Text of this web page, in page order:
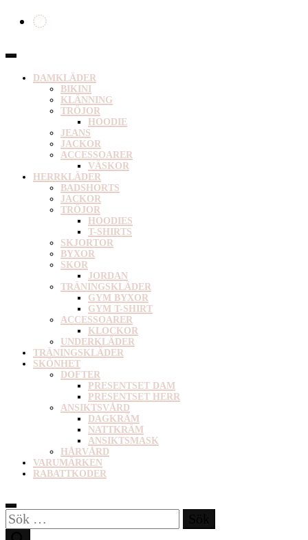
DAMKLÄDER
BIKINI
KLÄNNING
TRÖJOR
HOODIE
JEANS
JACKOR
ACCESSOARER
VÄSKOR
HERRKLÄDER
BADSHORTS
JACKOR
TRÖJOR
HOODIES
T-SHIRTS
SKJORTOR
BYXOR
SKOR
JORDAN
TRÄNINGSKLÄDER
GYM BYXOR
GYM T-SHIRT
ACCESSOARER
KLOCKOR
UNDERKLÄDER
TRÄNINGSKLÄDER
SKÖNHET
DOFTER
PRESENTSET DAM
PRESENTSET HERR
ANSIKTSVÅRD
DAGKRÄM
NATTKRÄM
ANSIKTSMASK
HÅRVÅRD
VARUMÄRKEN
RABATTKODER
Sök
efter: